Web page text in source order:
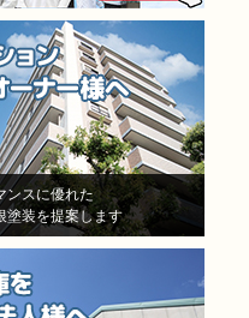
経ってないのに、
りえない！怒り
せんでした
の（株）モレナシ
へ再度見積もりを
し、凄く親身に相
頂き、今度こそは
（株）モレナシホ
再度防水工事、施
しました。
ンスに優れた
塗装を提案します